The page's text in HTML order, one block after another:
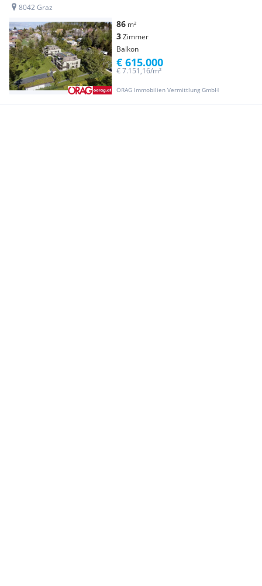
8042 Graz
86 m²
3Zimmer
Balkon
ÖRAG Immobilien Vermittlung GmbH
€ 7.151,16/m²
€ 615.000